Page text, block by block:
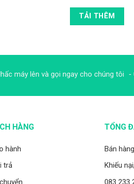
TẢI THÊM
máy lên và gọi ngay cho chúng tôi -
HÀNG
hành
trả
TỔNG
Bán
Khiếu
083 233